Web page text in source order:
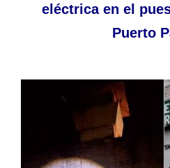
eléctrica en el
Puerto